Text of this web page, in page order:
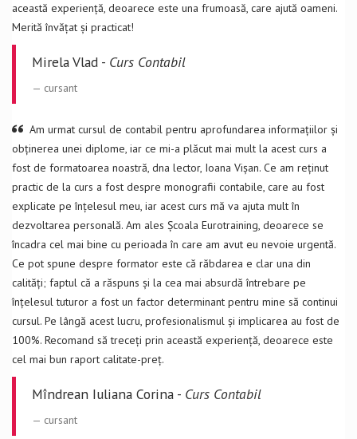
această experiență, deoarece este una frumoasă, care ajută oameni.
Merită învățat și practicat!
Mirela Vlad - Curs Contabil
cursant
Am urmat cursul de contabil pentru aprofundarea informațiilor și
obținerea unei diplome, iar ce mi-a plăcut mai mult la acest curs a
fost de formatoarea noastră, dna lector, Ioana Vișan. Ce am reținut
practic de la curs a fost despre monografii contabile, care au fost
explicate pe înțelesul meu, iar acest curs mă va ajuta mult în
dezvoltarea personală. Am ales Școala Eurotraining, deoarece se
încadra cel mai bine cu perioada în care am avut eu nevoie urgentă.
Ce pot spune despre formator este că răbdarea e clar una din
calități; faptul că a răspuns și la cea mai absurdă întrebare pe
înțelesul tuturor a fost un factor determinant pentru mine să continui
cursul. Pe lângă acest lucru, profesionalismul și implicarea au fost de
100%. Recomand să treceți prin această experiență, deoarece este
cel mai bun raport calitate-preț.
Mîndrean Iuliana Corina - Curs Contabil
cursant